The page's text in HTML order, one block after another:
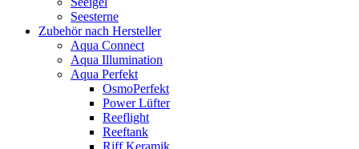
Seesterne
Zubehör nach Hersteller
Aqua Connect
Aqua Illumination
Aqua Perfekt
OsmoPerfekt
Power Lüfter
Reeflight
Reeftank
Riff Keramik